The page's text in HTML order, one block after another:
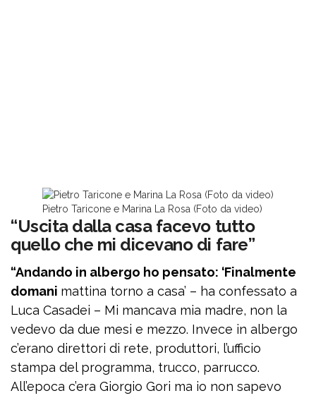
Pietro Taricone e Marina La Rosa (Foto da video)
“Uscita dalla casa facevo tutto
quello che mi dicevano di fare”
“Andando in albergo ho pensato: ‘Finalmente
domani mattina torno a casa’ – ha confessato a
Luca Casadei – Mi mancava mia madre, non la
vedevo da due mesi e mezzo. Invece in albergo
c’erano direttori di rete, produttori, l’ufficio
stampa del programma, trucco, parrucco.
All’epoca c’era Giorgio Gori ma io non sapevo